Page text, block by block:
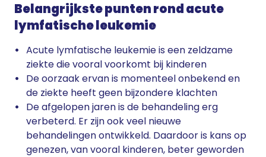
Belangrijkste punten rond acute
lymfatische leukemie
Acute lymfatische leukemie is een zeldzame
ziekte die vooral voorkomt bij kinderen
De oorzaak ervan is momenteel onbekend en
de ziekte heeft geen bijzondere klachten
De afgelopen jaren is de behandeling erg
verbeterd. Er zijn ook veel nieuwe
behandelingen ontwikkeld. Daardoor is kans op
genezen, van vooral kinderen, beter geworden